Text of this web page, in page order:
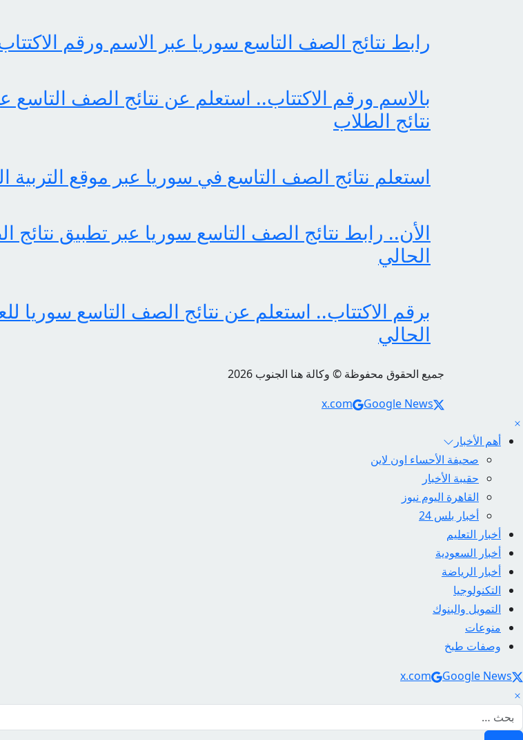
رابط نتائج الصف التاسع سوريا عبر الاسم ورقم الاكتتاب
بالاسم ورقم الاكتتاب.. استعلم عن نتائج الصف التاسع
نتائج الطلاب
استعلم نتائج الصف التاسع في سوريا عبر موقع التربية
الأن.. رابط نتائج الصف التاسع سوريا عبر تطبيق نتائج
الحالي
برقم الاكتتاب.. استعلم عن نتائج الصف التاسع سوريا
الحالي
جميع الحقوق محفوظة © وكالة هنا الجنوب 2026
Social Links
x.com Google News
أهم الأخبار
صحيفة الأحساء اون لاين
حقيبة الأخبار
القاهرة اليوم نيوز
أخبار بلس 24
أخبار التعليم
أخبار السعودية
أخبار الرياضة
التكنولوجيا
التمويل والبنوك
منوعات
وصفات طبخ
Social Links
x.com Google News
البحث عن: